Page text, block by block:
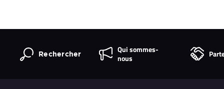
Rechercher
Qui sommes-
nous